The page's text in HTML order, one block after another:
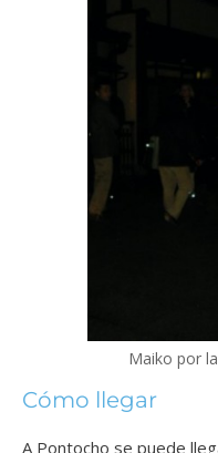
Maiko por
Cómo llegar
A Pontocho se puede